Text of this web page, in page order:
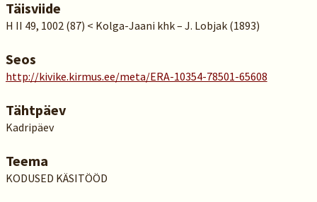
Täisviide
H II 49, 1002 (87) < Kolga-Jaani khk – J. Lobjak (1893)
Seos
http://kivike.kirmus.ee/meta/ERA-10354-78501-65608
Tähtpäev
Kadripäev
Teema
KODUSED KÄSITÖÖD